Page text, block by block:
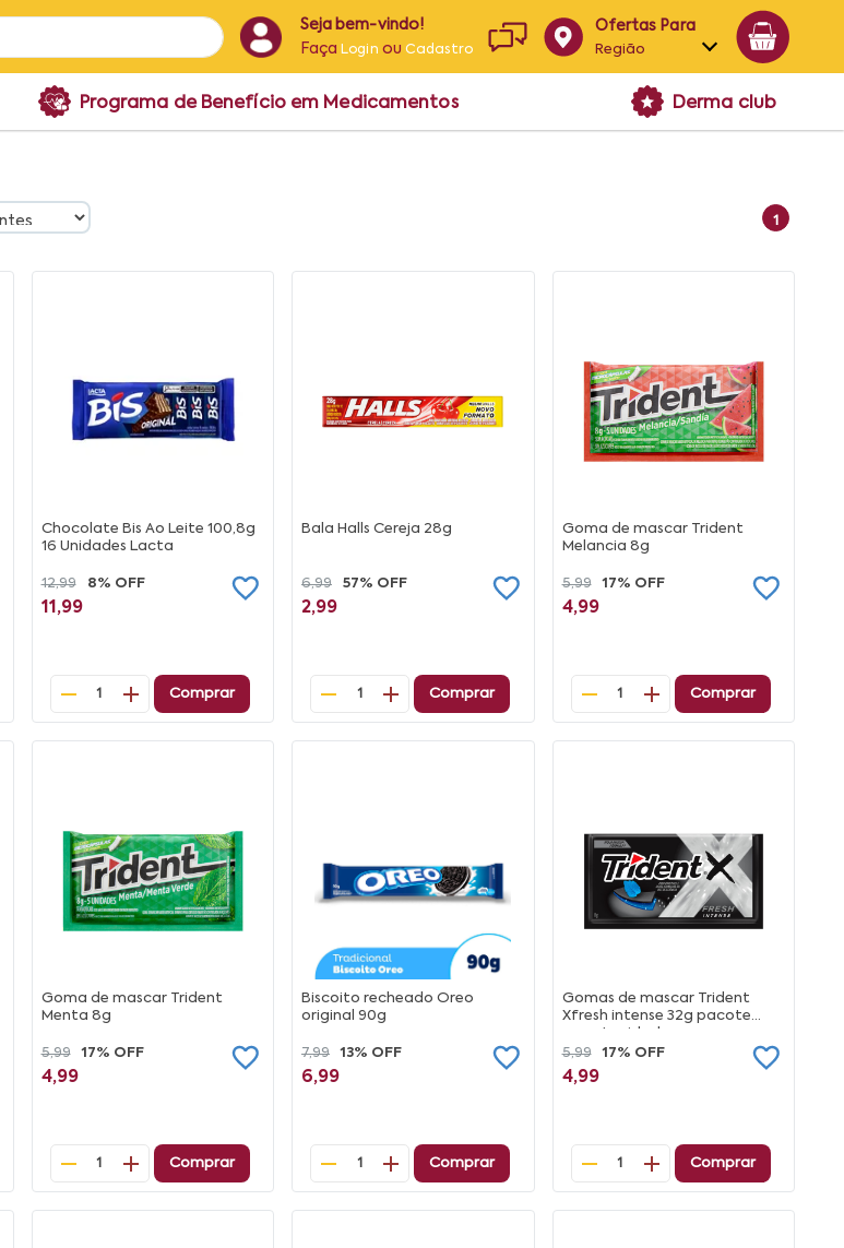
Seja bem-vindo!
Faça Login ouCadastro
Ofertas Para
Região
Alagoas
Programa de Benefício em Medicamentos Derma club
1
Chocolate Bis Ao Leite 100,8g
16 Unidades Lacta
12,99 8% OFF
11,99
1 Comprar
Bala Halls Cereja 28g
6,99 57% OFF
2,99
1 Comprar
Goma de mascar Trident
Melancia 8g
5,99 17% OFF
4,99
1 Comprar
Goma de mascar Trident
Menta 8g
5,99 17% OFF
4,99
1 Comprar
Biscoito recheado Oreo
original 90g
7,99 13% OFF
6,99
1 Comprar
Gomas de mascar Trident
Xfresh intense 32g pacote
com 4 unidades
5,99
17% OFF
4,99
1 Comprar